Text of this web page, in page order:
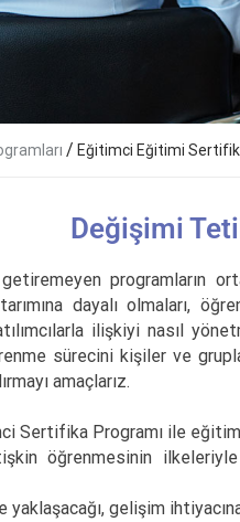
/ Eğitimci Eğitimi
Değişimi
programların
dayalı olmaları,
ilişkiyi nasıl
sürecini kişiler ve
amaçlarız.
Sertifika Programı ile
öğrenmesinin
yaklaşacağı, gelişim